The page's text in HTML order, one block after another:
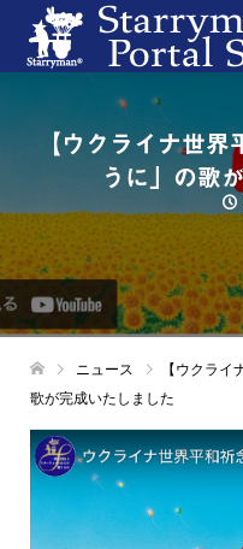
【ウクライナ世
うに」の歌
ニュース
【ウクラ
歌が完成いたしました